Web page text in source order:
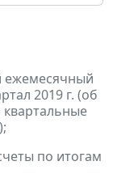
ежемесячный
2019 г. (об
по итогам